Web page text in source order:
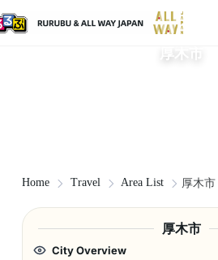
厚木市
Home Travel Area List 厚木市
厚木市
City Overview